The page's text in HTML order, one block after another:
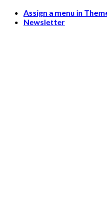
Skip
Assign a menu in
Newsletter